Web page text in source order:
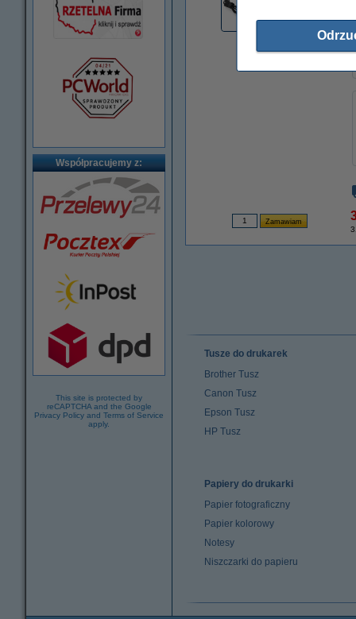
Współpracujemy z:
This site is protected by
reCAPTCHA and the Google
Privacy Policy and Terms of Service
apply.
Tusze do drukarek
Brother Tusz
Canon Tusz
Epson Tusz
HP Tusz
Papiery do drukarki
Papier fotograficzny
Papier kolorowy
Notesy
Niszczarki do papieru